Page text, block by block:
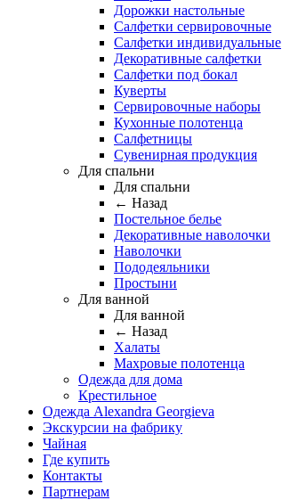
Дорожки настольные
Салфетки сервировочные
Салфетки индивидуальные
Декоративные салфетки
Салфетки под бокал
Куверты
Сервировочные наборы
Кухонные полотенца
Салфетницы
Сувенирная продукция
Для спальни
Для спальни
← Назад
Постельное белье
Декоративные наволочки
Наволочки
Пододеяльники
Простыни
Для ванной
Для ванной
← Назад
Халаты
Махровые полотенца
Одежда для дома
Крестильное
Одежда Alexandra Georgieva
Экскурсии на фабрику
Чайная
Где купить
Контакты
Партнерам